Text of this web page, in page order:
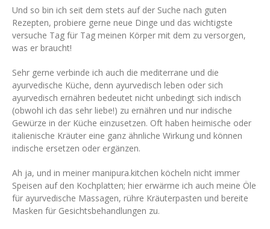
Und so bin ich seit dem stets auf der Suche nach guten
Rezepten, probiere gerne neue Dinge und das wichtigste
versuche Tag für Tag meinen Körper mit dem zu versorgen,
was er braucht!
Sehr gerne verbinde ich auch die mediterrane und die
ayurvedische Küche, denn ayurvedisch leben oder sich
ayurvedisch ernähren bedeutet nicht unbedingt sich indisch
(obwohl ich das sehr liebe!) zu ernähren und nur indische
Gewürze in der Küche einzusetzen. Oft haben heimische oder
italienische Kräuter eine ganz ähnliche Wirkung und können
indische ersetzen oder ergänzen.
Ah ja, und in meiner manipura.kitchen köcheln nicht immer
Speisen auf den Kochplatten; hier erwärme ich auch meine Öle
für ayurvedische Massagen, rühre Kräuterpasten und bereite
Masken für Gesichtsbehandlungen zu.